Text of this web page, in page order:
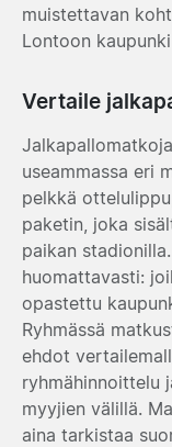
muistettavan
Lontoon
Vertaile
useammassa eri
pelkkä
paketin, joka
paikan
huomattavasti:
opastettu
Ryhmässä
ehdot
ryhmähinnoittelu
myyjien välillä.
aina tarkistaa